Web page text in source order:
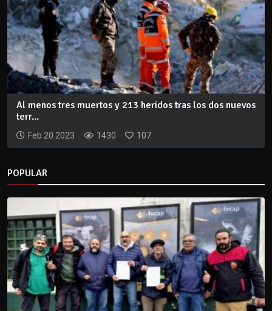
Al menos tres muertos y 213 heridos tras los dos nuevos
terr...
Feb 20 2023 1430 107
POPULAR